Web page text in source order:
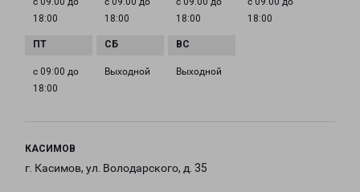
18:00
18:00
18:00
18:00
с 09:00 до
18:00
Выходной Выходной
КАСИМОВ
г. Касимов, ул. Володарского, д. 35